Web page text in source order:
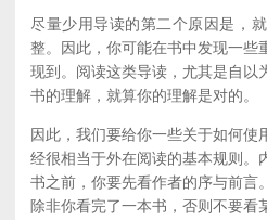
尽量少用导读的第二个原因是，
整。因此，你可能在书中发现一些
现到。阅读这类导读，尤其是自以
书的理解，就算你的理解是对的。
因此，我们要给你一些关于如何使
经很相当于外在阅读的基本规则。
书之前，你要先看作者的序与前言
除非你看完了一本书，否则不要看